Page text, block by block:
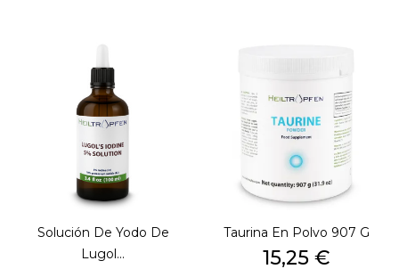
Solución De Yodo De
Lugol...
Taurina En Polvo 907 G
Precio
15,25 €